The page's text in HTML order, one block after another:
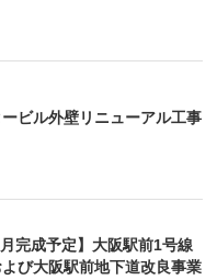
ビル外壁リニューアル工事
月完成予定】大阪駅前1号線
び大阪駅前地下道改良事業